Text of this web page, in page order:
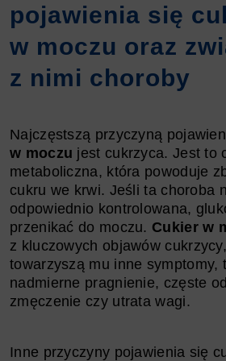
pojawienia się
w moczu oraz
z nimi choroby
Najczęstszą przyczyną
w moczu jest cukrzyca. Jest to
metaboliczna, która powoduje
cukru we krwi. Jeśli ta choroba
odpowiednio kontrolowana,
przenikać do moczu. Cukier w
z kluczowych objawów
towarzyszą mu inne symptomy,
nadmierne pragnienie, częste
zmęczenie czy utrata wagi.
Inne przyczyny pojawienia się